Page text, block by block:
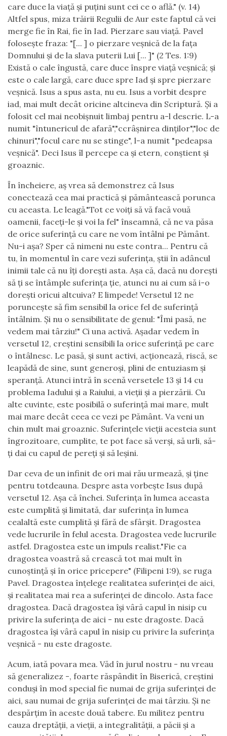
care duce la viață și puțini sunt cei ce o află." (v. 14)
Altfel spus, miza trăirii Regulii de Aur este faptul că vei
merge fie în Rai, fie în Iad. Pierzare sau viață. Pavel
folosește fraza: "[... ] o pierzare veșnică de la fața
Domnului și de la slava puterii Lui [... ]" (2 Tes. 1:9)
Există o cale îngustă, care duce înspre viață veșnică; și
este o cale largă, care duce spre Iad și spre pierzare
veșnică. Isus a spus asta, nu eu. Isus a vorbit despre
iad, mai mult decât oricine altcineva din Scriptură. Și a
folosit cel mai neobișnuit limbaj pentru a-l descrie. L-a
numit "întunericul de afară","ccrâșnirea dinților","loc de
chinuri","focul care nu se stinge", l-a numit "pedeapsa
veșnică". Deci Isus îl percepe ca și etern, conștient și
groaznic.
În încheiere, aș vrea să demonstrez că Isus
conectează cea mai practică și pământească porunca
cu aceasta. Le leagă."Tot ce voiți să vă facă vouă
oamenii, faceți-le și voi la fel" înseamnă, că ne va păsa
de orice suferință cu care ne vom întâlni pe Pământ.
Nu-i așa? Sper că nimeni nu este contra... Pentru că
tu, în momentul în care vezi suferința, știi în adâncul
inimii tale că nu îți dorești asta. Așa că, dacă nu dorești
să ți se întâmple suferința ție, atunci nu ai cum să i-o
dorești oricui altcuiva? E limpede! Versetul 12 ne
poruncește să fim sensibil la orice fel de suferință
întâlnim. Și nu o sensibilitate de genul: "Îmi pasă, ne
vedem mai târziu!" Ci una activă. Așadar vedem în
versetul 12, creștini sensibili la orice suferință pe care
o întâlnesc. Le pasă, și sunt activi, acționează, riscă, se
leapădă de sine, sunt generoși, plini de entuziasm și
speranță. Atunci intră în scenă versetele 13 și 14 cu
problema Iadului și a Raiului, a vieții și a pierzării. Cu
alte cuvinte, este posibilă o suferință mai mare, mult
mai mare decât ceea ce vezi pe Pământ. Va veni un
chin mult mai groaznic. Suferințele vieții acesteia sunt
îngrozitoare, cumplite, te pot face să verși, să urli, să-
ți dai cu capul de pereți și să leșini.
Dar ceva de un infinit de ori mai rău urmează, și ține
pentru totdeauna. Despre asta vorbește Isus după
versetul 12. Așa că închei. Suferința în lumea aceasta
este cumplită și limitată, dar suferința în lumea
cealaltă este cumplită și fără de sfârșit. Dragostea
vede lucrurile în felul acesta. Dragostea vede lucrurile
astfel. Dragostea este un impuls realist."Fie ca
dragostea voastră să crească tot mai mult în
cunoștință și în orice pricepere" (Filipeni 1:9), se ruga
Pavel. Dragostea înțelege realitatea suferinței de aici,
și realitatea mai rea a suferinței de dincolo. Asta face
dragostea. Dacă dragostea își vâră capul în nisip cu
privire la suferința de aici - nu este dragoste. Dacă
dragostea își vâră capul în nisip cu privire la suferința
veșnică - nu este dragoste.
Acum, iată povara mea. Văd în jurul nostru - nu vreau
să generalizez -, foarte răspândit în Biserică, creștini
conduși în mod special fie numai de grija suferinței de
aici, sau numai de grija suferinței de mai târziu. Și ne
despărțim în aceste două tabere. Eu militez pentru
cauza dreptății, a vieții, a integralității, a păcii și a